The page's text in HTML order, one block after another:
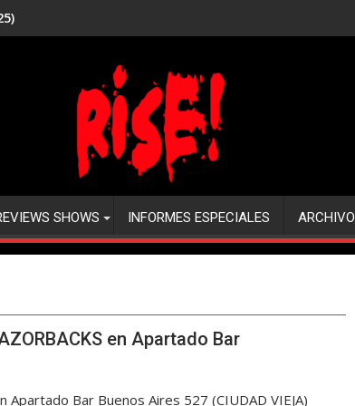
SHOWS INFORMES ESPECIALES ARCHIVO
en Apartado Bar
Apartado Bar Buenos Aires 527 (CIUDAD VIEJA)